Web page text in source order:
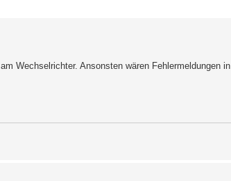
Wechselrichter. Ansonsten wären Fehlermeldungen in